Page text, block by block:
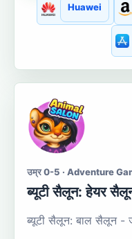
Huawei
उम्र 0-5 · Adventure
ब्यूटी सैलून: हेयर
ब्यूटी सैलून: बाल सैलून -